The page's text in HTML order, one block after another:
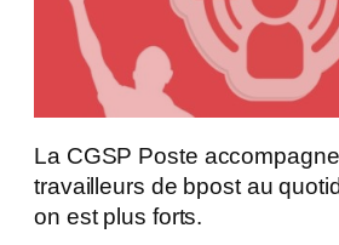
La CGSP Poste
travailleurs de bpost au
on est plus forts.